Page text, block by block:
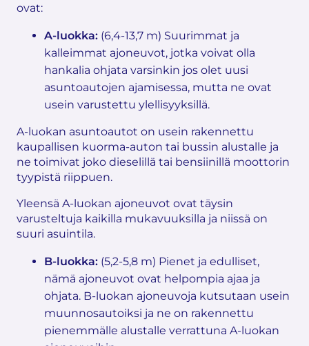
ovat:
A-luokka: (6,4-13,7 m) Suurimmat ja
kalleimmat ajoneuvot, jotka voivat olla
hankalia ohjata varsinkin jos olet uusi
asuntoautojen ajamisessa, mutta ne ovat
usein varustettu ylellisyyksillä.
A-luokan asuntoautot on usein rakennettu
kaupallisen kuorma-auton tai bussin alustalle ja
ne toimivat joko dieselillä tai bensiinillä moottorin
tyypistä riippuen.
Yleensä A-luokan ajoneuvot ovat täysin
varusteltuja kaikilla mukavuuksilla ja niissä on
suuri asuintila.
B-luokka: (5,2-5,8 m) Pienet ja edulliset,
nämä ajoneuvot ovat helpompia ajaa ja
ohjata. B-luokan ajoneuvoja kutsutaan usein
muunnosautoiksi ja ne on rakennettu
pienemmälle alustalle verrattuna A-luokan